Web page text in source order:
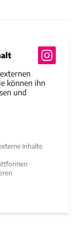
können ihn
und
Inhalte